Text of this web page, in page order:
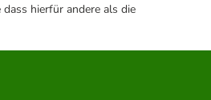
hierfür andere als die